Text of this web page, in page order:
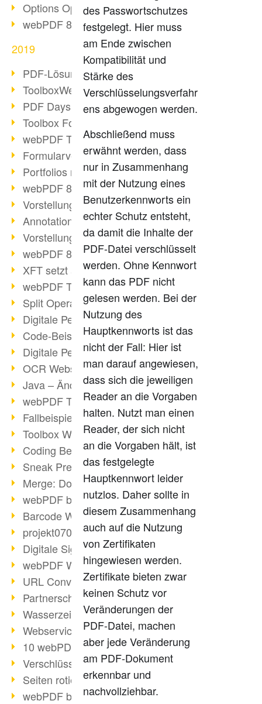
Options Operation
webPDF 8 Neuerungen (Teil 1)
2019
PDF-Lösung für Unternehmen
ToolboxWebService Print Operation
PDF Days 2020
Toolbox Forms Operation
webPDF Toolbox Delete
Formularverarbeitung mit webPDF
Portfolios mit webPDF erstellen
webPDF 8.0 gestartet
Vorstellung weiterer ActionTypes
AnnotationSelection Objekt
Vorstellung weiterer ActionTypes
webPDF 8: Toolbox Neuerungen
XFT setzt auf webPDF
webPDF Toolbox Webservice Image
Split Operation: Dokumente teilen
Digitale Personalakte mit webPDF
Code-Beispiel Attachment Operation
Digitale Personalakte bei REMONDIS
OCR Webservice
Java – Änderungen der Bedingungen
webPDF Toolbox Description
Fallbeispiel: Fusion von Archiven
Toolbox WebService Extraction
Coding Beispiel: Annotationen
Sneak Preview des webPDF Portals
Merge: Dokumente zusammenfügen
webPDF bei Infoniqa
Barcode Webservice
projekt0708 & webPDF
Digitale Signaturen - Teil 3
webPDF Webservices Signature
URL Converter mit wsclient
Partnerschaft mit d.vinci
Wasserzeichen per wsclient
Webservice via Ant-Task Bibliothek
10 webPDF Vorteile für Entwickler
Verschlüsselung mit wsclient
Seiten rotieren mit wsclient
webPDF bei Würth Finance
des Passwortschutzes
festgelegt. Hier muss
am Ende zwischen
Kompatibilität und
Stärke des
Verschlüsselungsverfahr
ens abgewogen werden.
Abschließend muss
erwähnt werden, dass
nur in Zusammenhang
mit der Nutzung eines
Benutzerkennworts ein
echter Schutz entsteht,
da damit die Inhalte der
PDF-Datei verschlüsselt
werden. Ohne Kennwort
kann das PDF nicht
gelesen werden. Bei der
Nutzung des
Hauptkennworts ist das
nicht der Fall: Hier ist
man darauf angewiesen,
dass sich die jeweiligen
Reader an die Vorgaben
halten. Nutzt man einen
Reader, der sich nicht
an die Vorgaben hält, ist
das festgelegte
Hauptkennwort leider
nutzlos. Daher sollte in
diesem Zusammenhang
auch auf die Nutzung
von Zertifikaten
hingewiesen werden.
Zertifikate bieten zwar
keinen Schutz vor
Veränderungen der
PDF-Datei, machen
aber jede Veränderung
am PDF-Dokument
erkennbar und
nachvollziehbar.